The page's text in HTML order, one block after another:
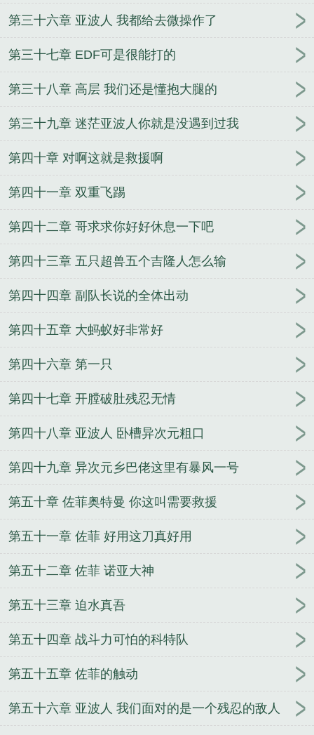
第三十六章 亚波人 我都给去微操作了
第三十七章 EDF可是很能打的
第三十八章 高层 我们还是懂抱大腿的
第三十九章 迷茫亚波人你就是没遇到过我
第四十章 对啊这就是救援啊
第四十一章 双重飞踢
第四十二章 哥求求你好好休息一下吧
第四十三章 五只超兽五个吉隆人怎么输
第四十四章 副队长说的全体出动
第四十五章 大蚂蚁好非常好
第四十六章 第一只
第四十七章 开膛破肚残忍无情
第四十八章 亚波人 卧槽异次元粗口
第四十九章 异次元乡巴佬这里有暴风一号
第五十章 佐菲奥特曼 你这叫需要救援
第五十一章 佐菲 好用这刀真好用
第五十二章 佐菲 诺亚大神
第五十三章 迫水真吾
第五十四章 战斗力可怕的科特队
第五十五章 佐菲的触动
第五十六章 亚波人 我们面对的是一个残忍的敌人